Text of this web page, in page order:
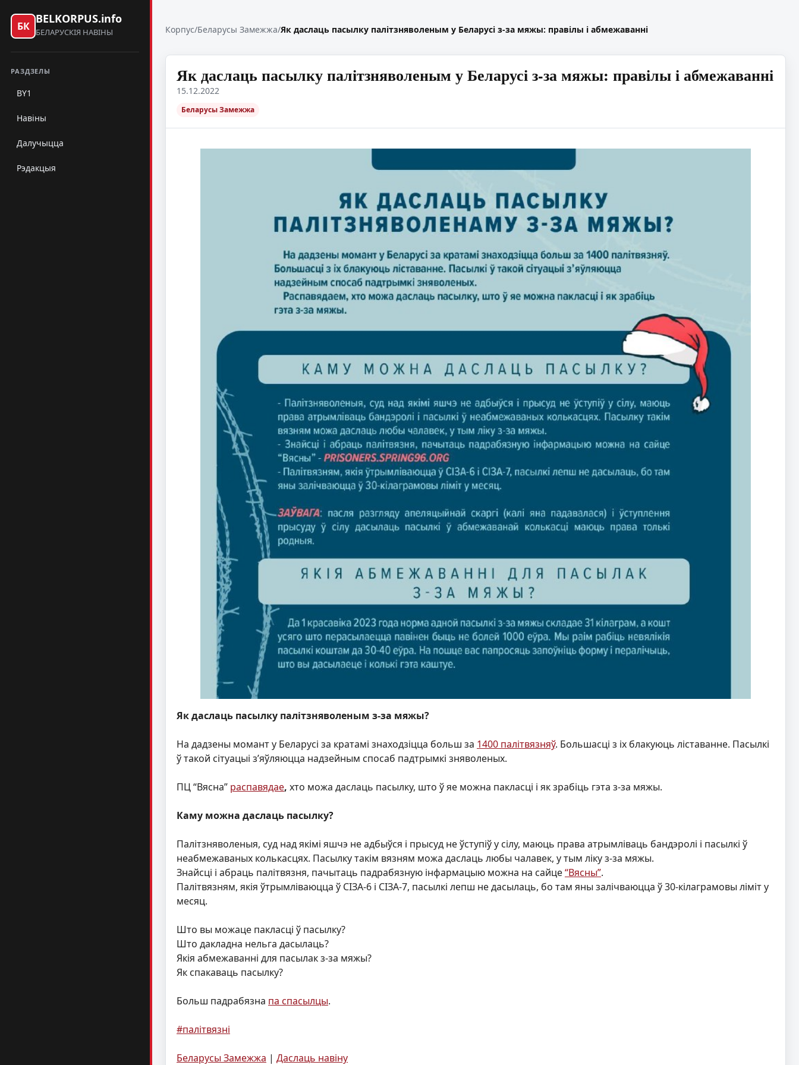
БК
BELKORPUS.info
БЕЛАРУСКІЯ НАВІНЫ
РАЗДЗЕЛЫ
BY1
Навіны
Далучыцца
Рэдакцыя
Корпус/Беларусы Замежжа/Як даслаць пасылку палітзняволеным у Беларусі з-за мяжы: правілы і абмежаванні
Як даслаць пасылку палітзняволеным у Беларусі з-за мяжы: правілы і абмежаванні
15.12.2022
Беларусы Замежжа
Як даслаць пасылку палітзняволеным з-за мяжы?
На дадзены момант у Беларусі за кратамі знаходзіцца больш за 1400 палітвязняў. Большасці з іх блакуюць ліставанне. Пасылкі
ў такой сітуацыі з’яўляюцца надзейным спосаб падтрымкі зняволеных.
ПЦ “Вясна” распавядае, хто можа даслаць пасылку, што ў яе можна пакласці і як зрабіць гэта з-за мяжы.
Каму можна даслаць пасылку?
Палітзняволеныя, суд над якімі яшчэ не адбыўся і прысуд не ўступіў у сілу, маюць права атрымліваць бандэролі і пасылкі ў
неабмежаваных колькасцях. Пасылку такім вязням можа даслаць любы чалавек, у тым ліку з-за мяжы.
Знайсці і абраць палітвязня, пачытаць падрабязную інфармацыю можна на сайце“Вясны”.
Палітвязням, якія ўтрымліваюцца ў СІЗА-6 і СІЗА-7, пасылкі лепш не дасылаць, бо там яны залічваюцца ў 30-кілаграмовы ліміт у
месяц.
Што вы можаце пакласці ў пасылку?
Што дакладна нельга дасылаць?
Якія абмежаванні для пасылак з-за мяжы?
Як спакаваць пасылку?
Больш падрабязна па спасылцы.
#палітвязні
Беларусы Замежжа | Даслаць навіну